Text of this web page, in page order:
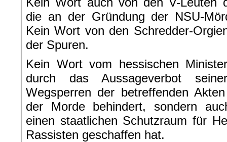
die an der Gründung der NSU-
Kein Wort von den Schredder-
der Spuren.
Kein Wort vom hessischen
durch das Aussageverbot
Wegsperren der betreffenden
der Morde behindert, sondern
einen staatlichen Schutzraum für
Rassisten geschaffen hat.